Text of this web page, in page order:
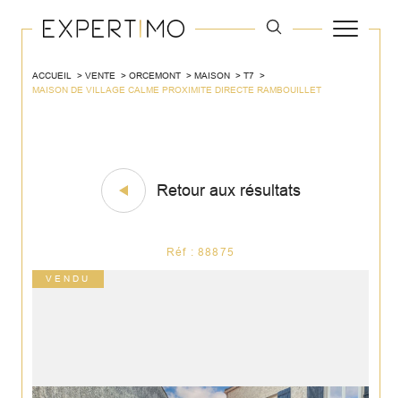
ACCUEIL VENTE ORCEMONT MAISON
T7
MAISON DE VILLAGE CALME PROXIMITE DIRECTE RAMBOUILLET
Retour aux résultats
Réf : 88875
VENDU